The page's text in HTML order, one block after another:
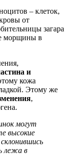
– клеток,
от
загара
морщины в
и
кожа
Этому же
,
могут
высокие
лежа в